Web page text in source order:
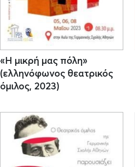
«Η μικρή μας πόλη»
(ελληνόφωνος θεατρικός
όμιλος, 2023)